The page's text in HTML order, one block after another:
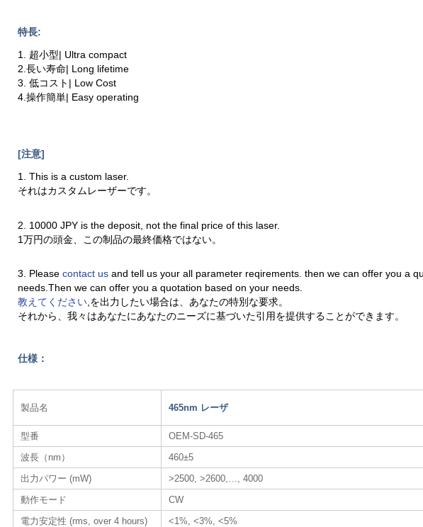
特長:
1. 超小型| Ultra compact
2.長い寿命| Long lifetime
3. 低コスト| Low Cost
4.操作簡単| Easy operating
[注意]
1. This is a custom laser.
それはカスタムレーザーです。
2. 10000 JPY is the deposit, not the final price of this laser.
1万円の頭金、この制品の最終価格ではない。
3. Pleasecontact usand tell us your all parameter reqirements. then we can offer you a
needs.Then we can offer you a quotation based on your needs.
教えてください,を出力したい場合は、あなたの特別な要求。
それから、我々はあなたにあなたのニーズに基づいた引用を提供することができます。
仕様：
製品名 465nm レーザ​
型番
OEM-SD-465
波長（nm）
460±5
出力パワー (mW)
>2500, >2600,…, 4000
動作モード
CW
電力安定性 (rms, over 4 hours)
<1%, <3%, <5%